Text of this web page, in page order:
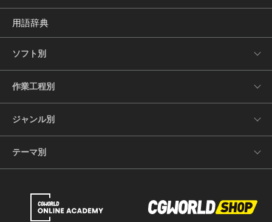
用語辞典
ソフト別
作業工程別
ジャンル別
テーマ別